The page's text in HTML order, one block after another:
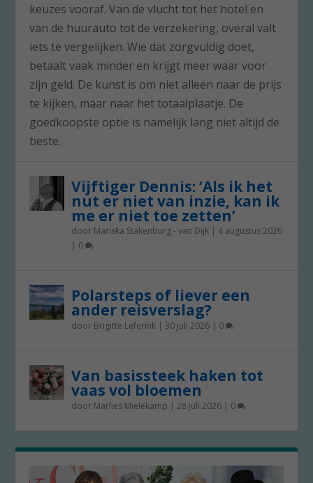
keuzes vooraf. Van de vlucht tot het hotel en
van de huurauto tot de verzekering, overal valt
iets te vergelijken. Wie dat zorgvuldig doet,
betaalt vaak minder en krijgt meer waar voor
zijn geld. De kunst is om niet alleen naar de prijs
te kijken, maar naar het totaalplaatje. De
goedkoopste optie is namelijk lang niet altijd de
beste.
Vijftiger Dennis: ‘Als ik het
nut er niet van inzie, kan ik
me er niet toe zetten’
door Mariska Stakenburg - van Dijk | 4 augustus 2026
| 0
Polarsteps of liever een
ander reisverslag?
door Brigitte Leferink | 30 juli 2026 | 0
Van basissteek haken tot
vaas vol bloemen
door Marlies Mielekamp |28 juli 2026 | 0